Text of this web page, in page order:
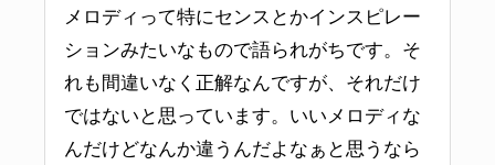
メロディって特にセンスとかインスピレー
ションみたいなもので語られがちです。そ
れも間違いなく正解なんですが、それだけ
ではないと思っています。いいメロディな
んだけどなんか違うんだよなぁと思うなら